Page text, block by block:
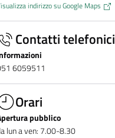
indirizzo su Google Maps
Contatti telefonici
6059511
Orari
pubblico
lun a ven: 7.00-8.30